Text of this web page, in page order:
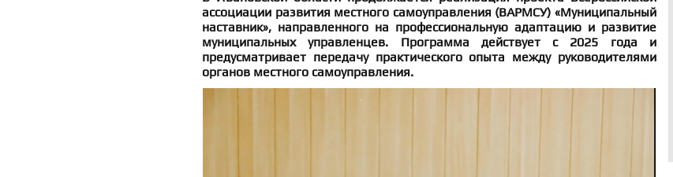
ассоциации развития местного самоуправления (ВАРМСУ) «Муниципальный
наставник», направленного на профессиональную адаптацию и развитие
муниципальных управленцев. Программа действует с 2025 года и
предусматривает передачу практического опыта между руководителями
органов местного самоуправления.